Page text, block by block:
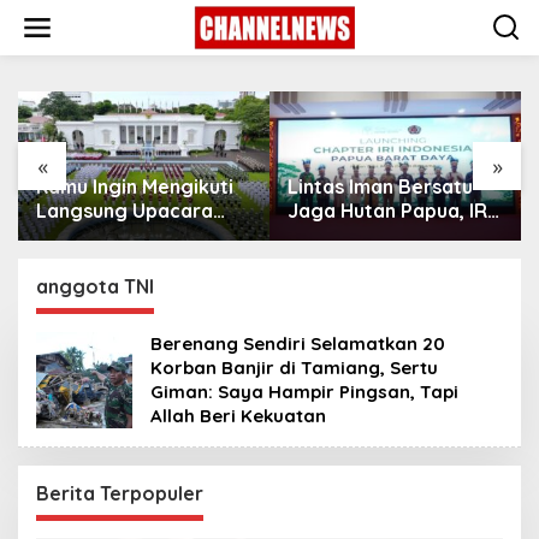
i
« »
Kamu Ingin Mengikuti
Langsung Upacara
HUT Ke-81
Istana? Ini Link
Pendaftaran Resminya
Lintas Iman Bersatu
Jaga Hutan Papua, IRI
Indonesia Resmikan
anggota TNI
Berenang Sendiri Selamatkan 20
Korban Banjir di Tamiang, Sertu
Giman: Saya Hampir Pingsan, Tapi
Allah Beri Kekuatan
Berita Terpopuler